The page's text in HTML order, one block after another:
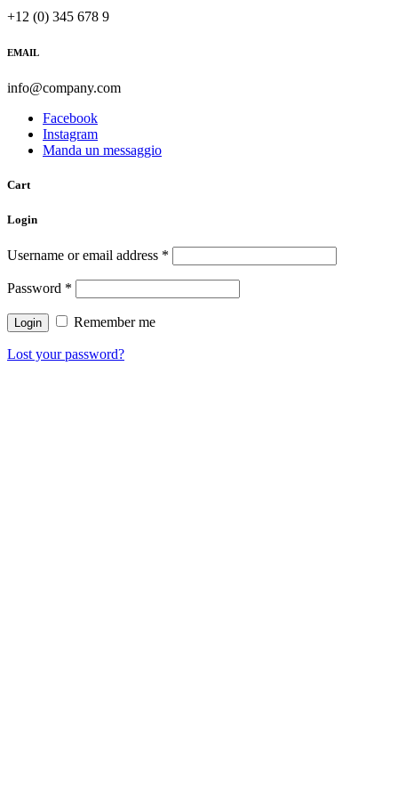
+12 (0) 345 678 9
EMAIL
info@company.com
Facebook
Instagram
Manda un messaggio
Cart
Login
Username or email address *
Password *
Remember me
Lost your password?